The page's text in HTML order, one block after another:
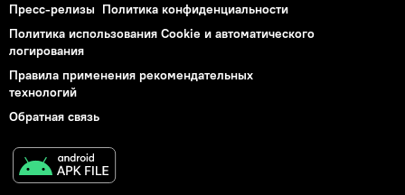
Пресс-релизы Политика конфиденциальности
Политика использования Cookie и автоматического
логирования
Правила применения рекомендательных
технологий
Обратная связь